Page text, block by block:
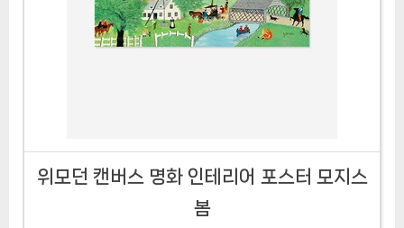
위모던 캔버스 명화 인테리어 포스터 모지스
봄